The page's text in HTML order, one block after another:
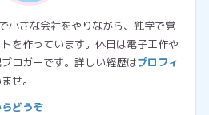
小さな会社をやりながら、独学で覚
を作っています。休日は電子工作や
ロガーです。詳しい経歴はプロフィ
せ。
どうぞ